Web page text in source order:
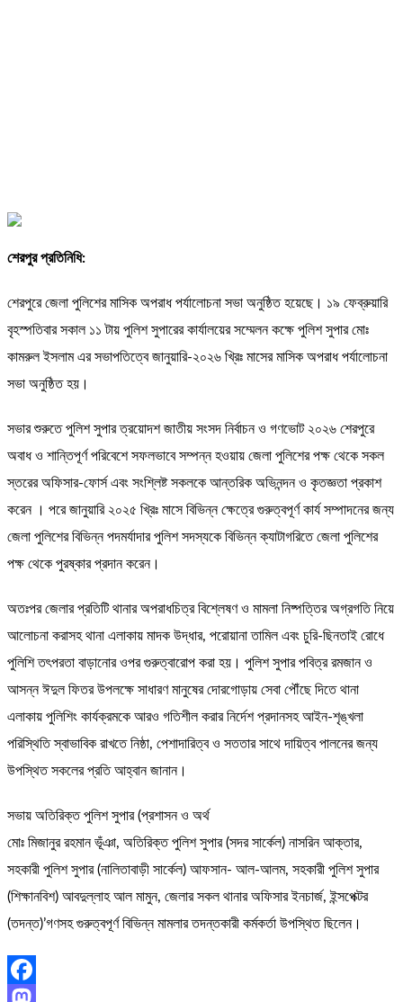
শেরপুর প্রতিনিধি:
শেরপুরে জেলা পুলিশের মাসিক অপরাধ পর্যালোচনা সভা অনুষ্ঠিত হয়েছে। ১৯ ফেব্রুয়ারি
বৃহস্পতিবার সকাল ১১ টায় পুলিশ সুপারের কার্যালয়ের সম্মেলন কক্ষে পুলিশ সুপার মোঃ
কামরুল ইসলাম এর সভাপতিত্বে জানুয়ারি-২০২৬ খ্রিঃ মাসের মাসিক অপরাধ পর্যালোচনা
সভা অনুষ্ঠিত হয়।
সভার শুরুতে পুলিশ সুপার ত্রয়োদশ জাতীয় সংসদ নির্বাচন ও গণভোট ২০২৬ শেরপুরে
অবাধ ও শান্তিপূর্ণ পরিবেশে সফলভাবে সম্পন্ন হওয়ায় জেলা পুলিশের পক্ষ থেকে সকল
স্তরের অফিসার-ফোর্স এবং সংশ্লিষ্ট সকলকে আন্তরিক অভিনন্দন ও কৃতজ্ঞতা প্রকাশ
করেন । পরে জানুয়ারি ২০২৫ খ্রিঃ মাসে বিভিন্ন ক্ষেত্রে গুরুত্বপূর্ণ কার্য সম্পাদনের জন্য
জেলা পুলিশের বিভিন্ন পদমর্যাদার পুলিশ সদস্যকে বিভিন্ন ক্যাটাগরিতে জেলা পুলিশের
পক্ষ থেকে পুরষ্কার প্রদান করেন।
অতঃপর ​জেলার প্রতিটি থানার অপরাধচিত্র বিশ্লেষণ ও মামলা নিষ্পত্তির অগ্রগতি নিয়ে
আলোচনা করাসহ থানা এলাকায় মাদক উদ্ধার, পরোয়ানা তামিল এবং চুরি-ছিনতাই রোধে
পুলিশি তৎপরতা বাড়ানোর ওপর গুরুত্বারোপ করা হয়। পুলিশ সুপার পবিত্র রমজান ও
আসন্ন ঈদুল ফিতর উপলক্ষে সাধারণ মানুষের দোরগোড়ায় সেবা পৌঁছে দিতে থানা
এলাকায় পুলিশিং কার্যক্রমকে আরও গতিশীল করার নির্দেশ প্রদানসহ আইন-শৃঙ্খলা
পরিস্থিতি স্বাভাবিক রাখতে নিষ্ঠা, পেশাদারিত্ব ও সততার সাথে দায়িত্ব পালনের জন্য
উপস্থিত সকলের প্রতি আহ্বান জানান।
সভায় অতিরিক্ত পুলিশ সুপার (প্রশাসন ও অর্থ
মোঃ মিজানুর রহমান ভূঁঞা, অতিরিক্ত পুলিশ সুপার (সদর সার্কেল) নাসরিন আক্তার,
সহকারী পুলিশ সুপার (নালিতাবাড়ী সার্কেল) আফসান- আল-আলম, সহকারী পুলিশ সুপার
(শিক্ষানবিশ) আবদুল্লাহ আল মামুন, জেলার সকল থানার অফিসার ইনচার্জ, ইন্সপেক্টর
(তদন্ত)’গণসহ গুরুত্বপূর্ণ বিভিন্ন মামলার তদন্তকারী কর্মকর্তা উপস্থিত ছিলেন।
Facebook